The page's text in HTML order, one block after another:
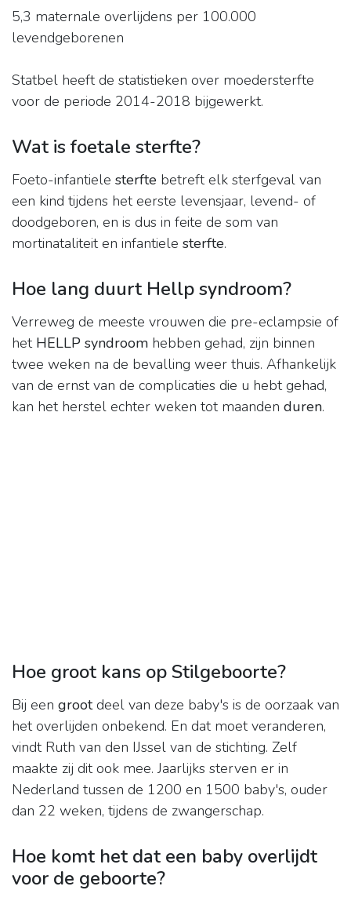
5,3 maternale overlijdens per 100.000
levendgeborenen
Statbel heeft de statistieken over moedersterfte
voor de periode 2014-2018 bijgewerkt.
Wat is foetale sterfte?
Foeto-infantiele sterfte betreft elk sterfgeval van
een kind tijdens het eerste levensjaar, levend- of
doodgeboren, en is dus in feite de som van
mortinataliteit en infantiele sterfte.
Hoe lang duurt Hellp syndroom?
Verreweg de meeste vrouwen die pre-eclampsie of
het HELLP syndroom hebben gehad, zijn binnen
twee weken na de bevalling weer thuis. Afhankelijk
van de ernst van de complicaties die u hebt gehad,
kan het herstel echter weken tot maanden duren.
Hoe groot kans op Stilgeboorte?
Bij een grootdeel van deze baby's is de oorzaak van
het overlijden onbekend. En dat moet veranderen,
vindt Ruth van den IJssel van de stichting. Zelf
maakte zij dit ook mee. Jaarlijks sterven er in
Nederland tussen de 1200 en 1500 baby's, ouder
dan 22 weken, tijdens de zwangerschap.
Hoe komt het dat een baby overlijdt
voor de geboorte?